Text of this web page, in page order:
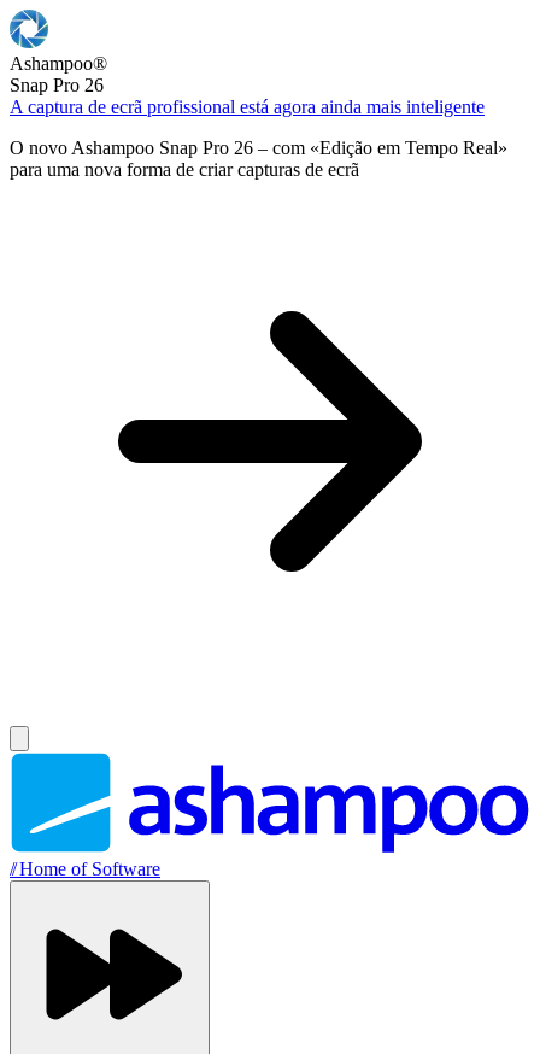
Ashampoo®
Snap Pro 26
A captura de ecrã profissional está agora ainda mais inteligente
O novo Ashampoo Snap Pro 26 – com «Edição em Tempo Real»
para uma nova forma de criar capturas de ecrã
//Home of Software